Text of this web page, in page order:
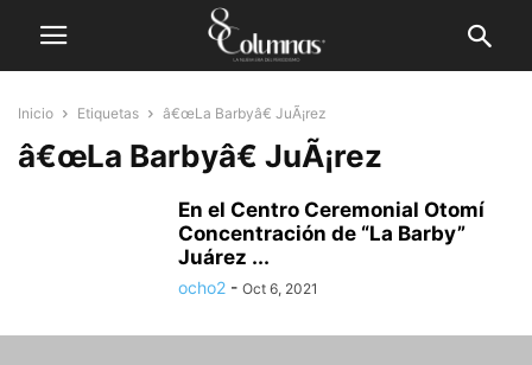
Inicio Etiquetas â€œLa Barbyâ€ JuÃ¡rez
â€œLa Barbyâ€ JuÃ¡rez
En el Centro Ceremonial Otomí
Concentración de “La Barby”
Juárez ...
ocho2 - Oct 6, 2021